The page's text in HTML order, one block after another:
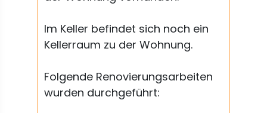
Im Keller befindet sich noch ein
Kellerraum zu der Wohnung.
Folgende Renovierungsarbeiten
wurden durchgeführt: